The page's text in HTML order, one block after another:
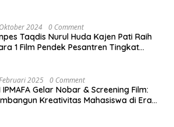
2024 0 Comment
Taqdis Nurul Huda Kajen Pati Raih
1 Film Pendek Pesantren Tingkat
2025 0 Comment
IPMAFA Gelar Nobar & Screening Film:
Kreativitas Mahasiswa di Era